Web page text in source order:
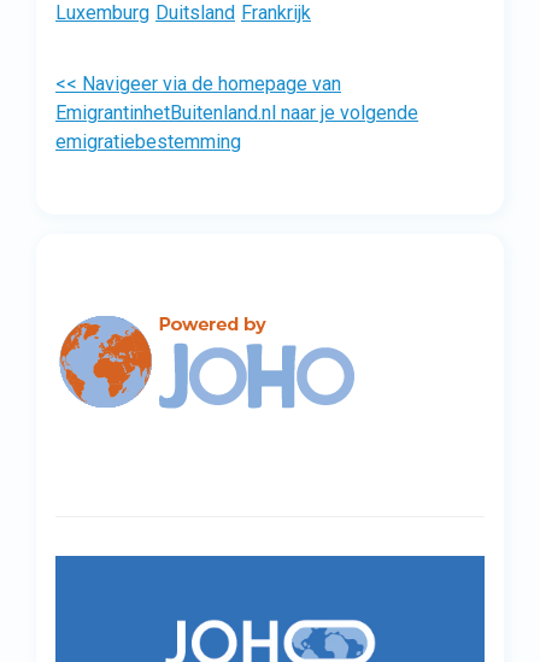
Luxemburg Duitsland Frankrijk
<< Navigeer via de homepage van
EmigrantinhetBuitenland.nl naar je volgende
emigratiebestemming